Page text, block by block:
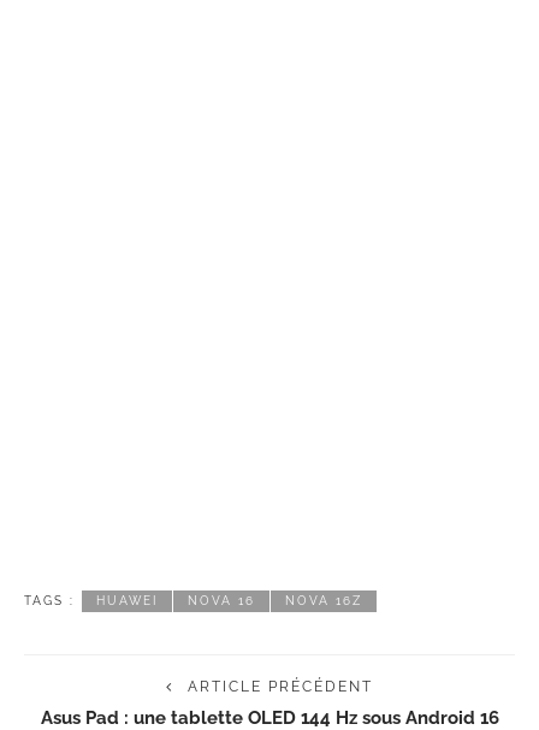
TAGS : HUAWEI NOVA 16 NOVA 16Z
ARTICLE PRÉCÉDENT
Asus Pad : une tablette OLED 144 Hz sous Android 16